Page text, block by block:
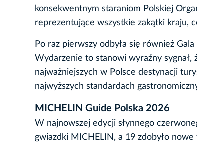
konsekwentnym staraniom Polskiej
reprezentujące wszystkie zakątki kraju,
Po raz pierwszy odbyła się również
Wydarzenie to stanowi wyraźny
najważniejszych w Polsce destynacji
najwyższych standardach
MICHELIN Guide Polska 2026
W najnowszej edycji słynnego
gwiazdki MICHELIN, a 19 zdobyło